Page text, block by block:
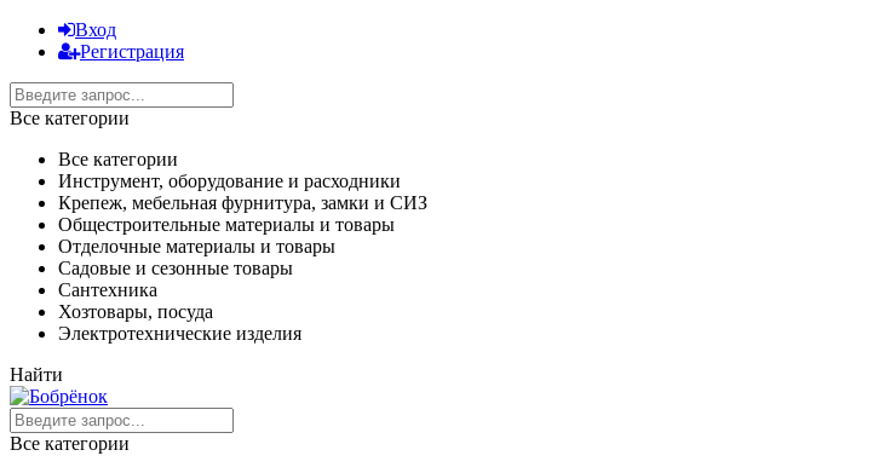
Вход
Регистрация
Все категории
Все категории
Инструмент, оборудование и расходники
Крепеж, мебельная фурнитура, замки и СИЗ
Общестроительные материалы и товары
Отделочные материалы и товары
Садовые и сезонные товары
Сантехника
Хозтовары, посуда
Электротехнические изделия
Найти
Все категории